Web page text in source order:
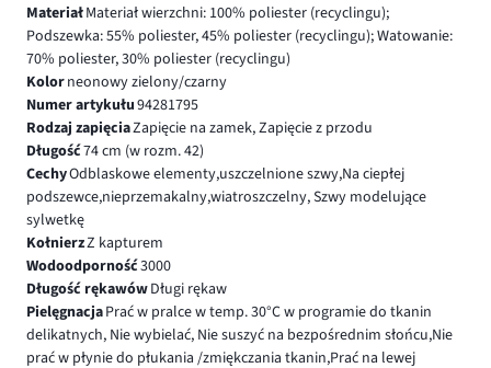
MateriałMateriał wierzchni: 100% poliester (recyclingu);
Podszewka: 55% poliester, 45% poliester (recyclingu); Watowanie:
70% poliester, 30% poliester (recyclingu)
Kolorneonowy zielony/czarny
Numer artykułu94281795
Rodzaj zapięciaZapięcie na zamek, Zapięcie z przodu
Długość74 cm (w rozm. 42)
CechyOdblaskowe elementy,uszczelnione szwy,Na ciepłej
podszewce,nieprzemakalny,wiatroszczelny, Szwy modelujące
sylwetkę
KołnierzZ kapturem
Wodoodporność3000
Długość rękawówDługi rękaw
PielęgnacjaPrać w pralce w temp. 30°C w programie do tkanin
delikatnych, Nie wybielać, Nie suszyć na bezpośrednim słońcu,Nie
prać w płynie do płukania /zmiękczania tkanin,Prać na lewej